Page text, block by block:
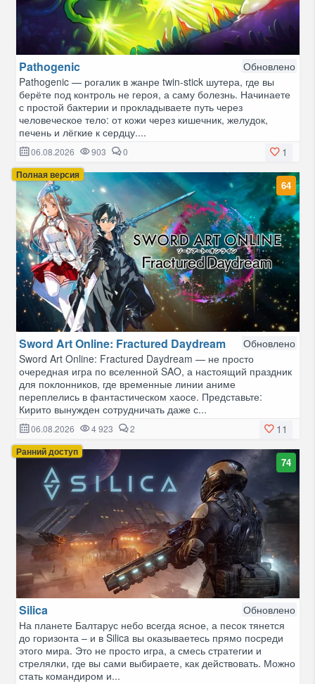
Pathogenic
Обновлено
Pathogenic — рогалик в жанре twin-stick шутера, где вы
берёте под контроль не героя, а саму болезнь. Начинаете
с простой бактерии и прокладываете путь через
человеческое тело: от кожи через кишечник, желудок,
печень и лёгкие к сердцу....
1
06.08.2026 903 0
Полная версия
64
Sword Art Online: Fractured Daydream
Обновлено
Sword Art Online: Fractured Daydream — не просто
очередная игра по вселенной SAO, а настоящий праздник
для поклонников, где временные линии аниме
переплелись в фантастическом хаосе. Представьте:
Кирито вынужден сотрудничать даже с...
11
06.08.2026 4 923 2
Ранний доступ
74
Silica
Обновлено
На планете Балтарус небо всегда ясное, а песок тянется
до горизонта – и в Silica вы оказываетесь прямо посреди
этого мира. Это не просто игра, а смесь стратегии и
стрелялки, где вы сами выбираете, как действовать. Можно
стать командиром и...